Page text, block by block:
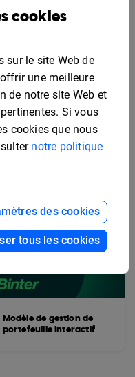
Modèle de portfolio
marketing interactif
Modèle de gestion de
portefeuille interactif
cookies
sur le site Web de
une meilleure
de notre site Web et
Si vous
cookies que nous
notre politique
des cookies
tous les cookies